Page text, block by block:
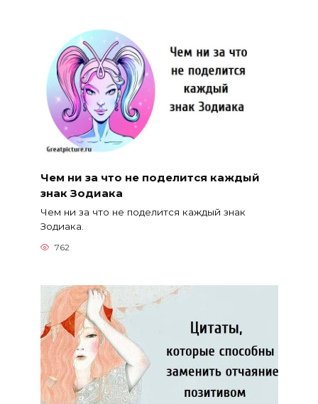
Чем ни за что не поделится каждый
знак Зодиака
Чем ни за что не поделится каждый знак
Зодиака.
762